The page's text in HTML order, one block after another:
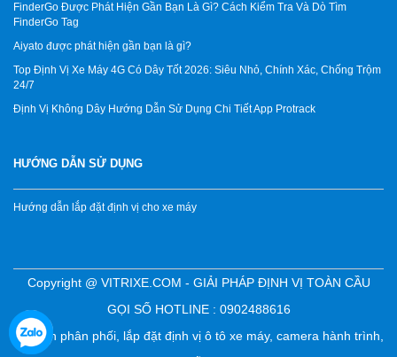
FinderGo Được Phát Hiện Gần Bạn Là Gì? Cách Kiểm Tra Và Dò Tìm
FinderGo Tag
Aiyato được phát hiện gần bạn là gì?
Top Định Vị Xe Máy 4G Có Dây Tốt 2026: Siêu Nhỏ, Chính Xác, Chống Trộm
24/7
Định Vị Không Dây Hướng Dẫn Sử Dụng Chi Tiết App Protrack
HƯỚNG DẪN SỬ DỤNG
Hướng dẫn lắp đặt định vị cho xe máy
Copyright @ VITRIXE.COM - GIẢI PHÁP ĐỊNH VỊ TOÀN CẦU
GỌI SỐ HOTLINE : 0902488616
Chuyên phân phối, lắp đặt định vị ô tô xe máy, camera hành trình,